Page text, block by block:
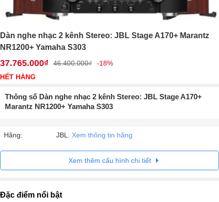
Dàn nghe nhạc 2 kênh Stereo: JBL Stage A170+ Marantz
NR1200+ Yamaha S303
37.765.000₫ 46.400.000₫
-18%
HẾT HÀNG
Thông số Dàn nghe nhạc 2 kênh Stereo: JBL Stage A170+
Marantz NR1200+ Yamaha S303
Hãng: JBL. Xem thông tin hãng
Xem thêm cấu hình chi tiết
Đặc điểm nổi bật